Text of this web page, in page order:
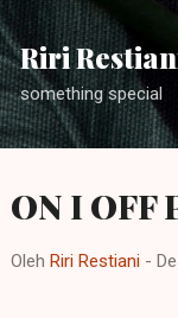
Riri
something special
ON I OFF
Oleh Riri Restiani -